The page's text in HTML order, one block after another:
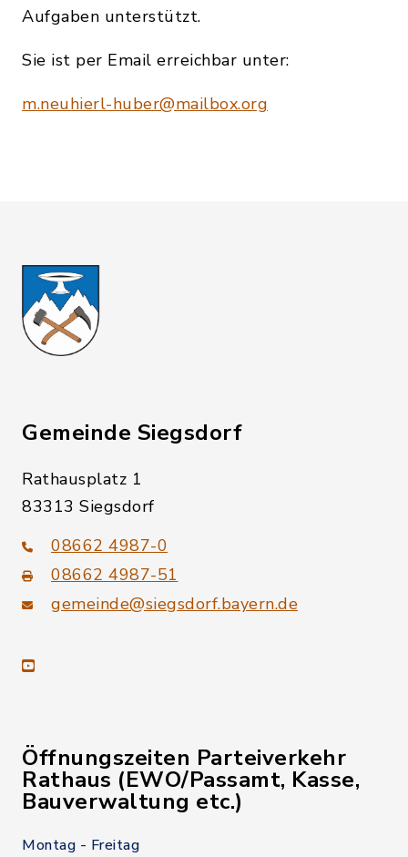
Aufgaben unterstützt.
Sie ist per Email erreichbar unter:
m.neuhierl-huber@mailbox.org
Gemeinde Siegsdorf
Rathausplatz 1
83313 Siegsdorf
08662 4987-0
08662 4987-51
gemeinde@siegsdorf.bayern.de
youtube
Öffnungszeiten Parteiverkehr
Rathaus (EWO/Passamt, Kasse,
Bauverwaltung etc.)
Montag - Freitag